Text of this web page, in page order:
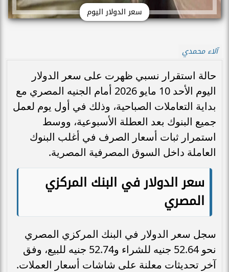
سعر الدولار اليوم
آلاء محمدي
حالة استقرار نسبي ظهرت على سعر الدولار
اليوم الأحد 10 مايو 2026 أمام الجنيه المصري مع
بداية التعاملات الصباحية، وذلك في أول يوم لعمل
جميع البنوك بعد العطلة الأسبوعية، ووسط
استمرار ثبات أسعار الصرف في أغلب البنوك
العاملة داخل السوق المصرفية المصرية.
سعر الدولار في البنك المركزي
المصري
سجل سعر الدولار في البنك المركزي المصري
نحو 52.64 جنيه للشراء و52.74 جنيه للبيع، وفق
آخر تحديثات معلنة على شاشات أسعار العملات.